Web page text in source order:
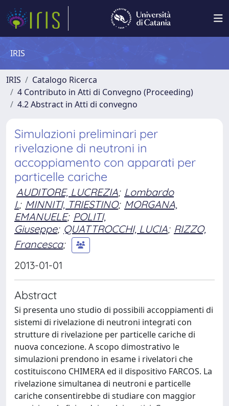
IRIS
IRIS
Catalogo Ricerca
4 Contributo in Atti di Convegno (Proceeding)
4.2 Abstract in Atti di convegno
Simulazioni preliminari per
rivelazione di neutroni in
accoppiamento con apparati per
particelle cariche
AUDITORE, LUCREZIA; Lombardo
I.; MINNITI, TRIESTINO; MORGANA,
EMANUELE; POLITI,
Giuseppe; QUATTROCCHI, LUCIA; RIZZO,
Francesca;
2013-01-01
Abstract
Si presenta uno studio di possibili accoppiamenti di
sistemi di rivelazione di neutroni integrati con
strutture di rivelazione per particelle cariche di
nuova concezione. A scopo dimostrativo le
simulazioni prendono in esame i rivelatori che
costituiscono CHIMERA ed il dispositivo FARCOS. La
rivelazione simultanea di neutroni e particelle
cariche consentirebbe di studiare con maggior